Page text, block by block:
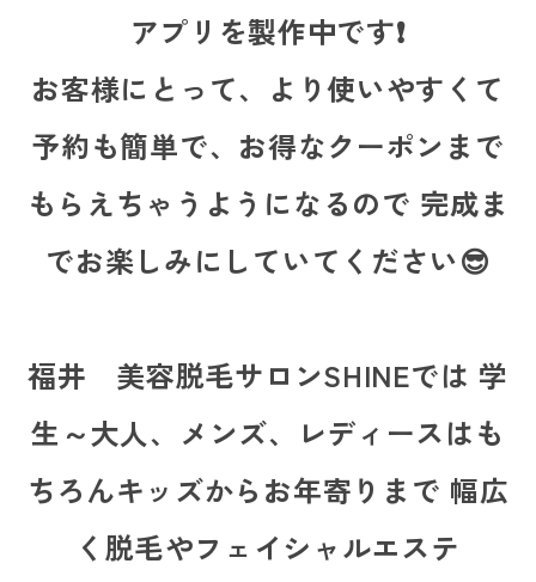
アプリを製作中です❗
お客様にとって、より使いやすくて
予約も簡単で、お得なクーポンまで
もらえちゃうようになるので 完成ま
でお楽しみにしていてください😎
福井 美容脱毛サロンSHINEでは 学
生～大人、メンズ、レディースはも
ちろんキッズからお年寄りまで 幅広
く脱毛やフェイシャルエステ